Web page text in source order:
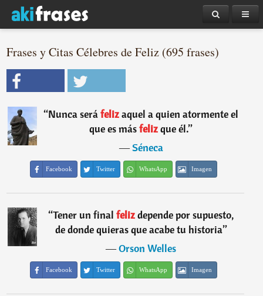
Frases y Citas Célebres de Feliz (695 frases)
“Nunca seráfelizaquel a quien atormente el
que es másfelizque él.”
―Séneca
Facebook Twitter WhatsApp Imagen
“Tener un final felizdepende por supuesto,
de donde quieras que acabe tu historia”
―Orson Welles
Facebook Twitter WhatsApp Imagen